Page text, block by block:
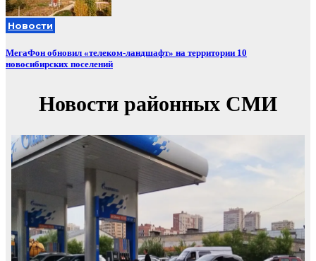
Новости
МегаФон обновил «телеком-ландшафт» на территории 10
новосибирских поселений